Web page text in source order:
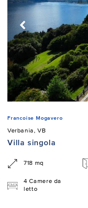
Francoise Mogavero
Verbania, VB
Villa singola
718 mq
4 Camere da
letto